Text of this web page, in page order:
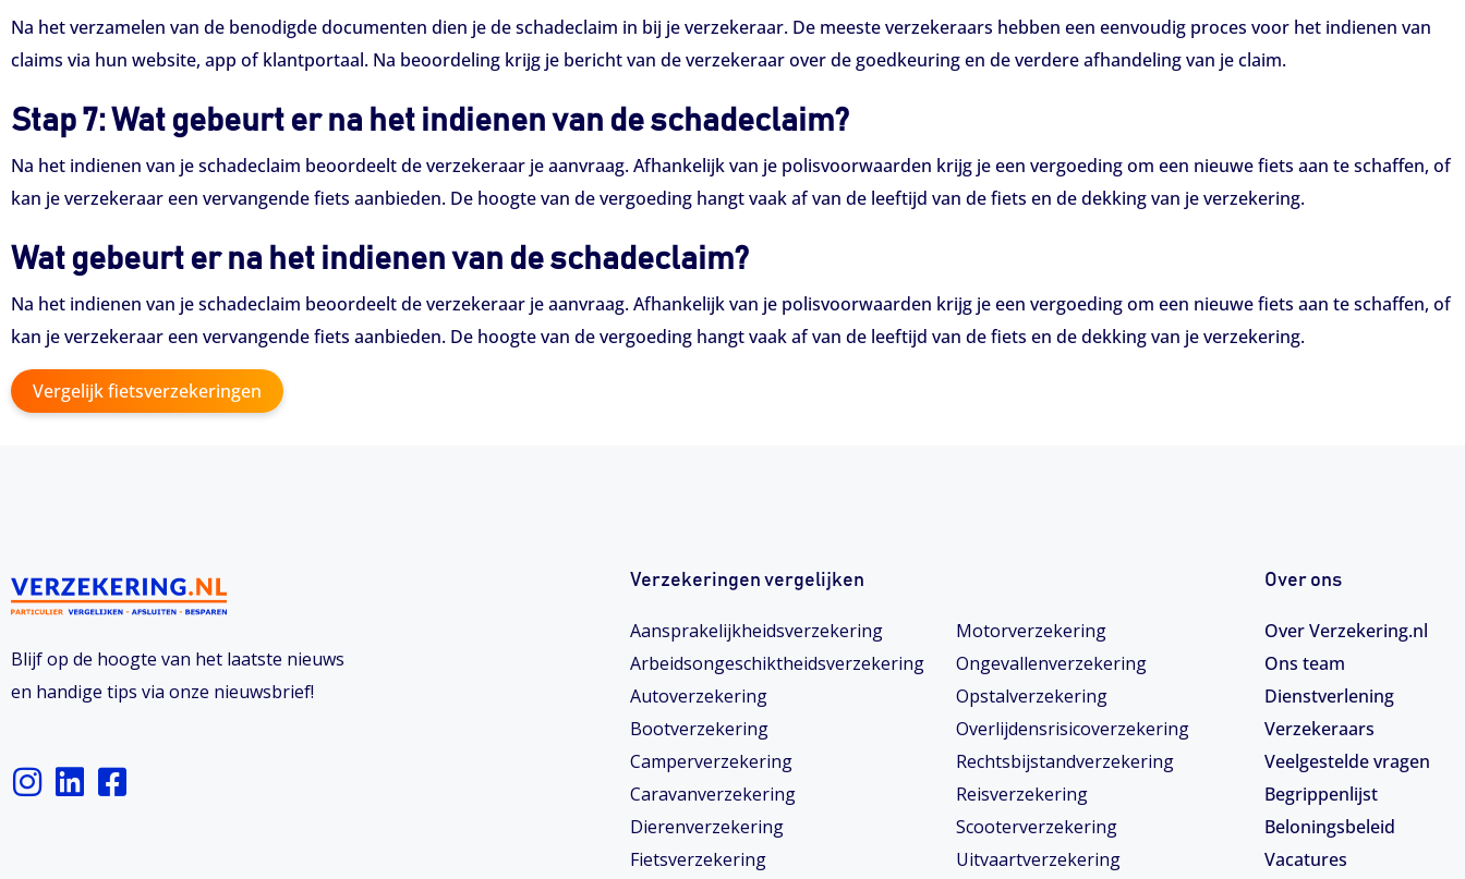
Na het verzamelen van de benodigde documenten dien je de schadeclaim in bij je verzekeraar. De meeste verzekeraars hebben een eenvoudig proces voor het indienen van
claims via hun website, app of klantportaal. Na beoordeling krijg je bericht van de verzekeraar over de goedkeuring en de verdere afhandeling van je claim.
Stap 7: Wat gebeurt er na het indienen van de schadeclaim?
Na het indienen van je schadeclaim beoordeelt de verzekeraar je aanvraag. Afhankelijk van je polisvoorwaarden krijg je een vergoeding om een nieuwe fiets aan te schaffen, of
kan je verzekeraar een vervangende fiets aanbieden. De hoogte van de vergoeding hangt vaak af van de leeftijd van de fiets en de dekking van je verzekering.
Wat gebeurt er na het indienen van de schadeclaim?
Na het indienen van je schadeclaim beoordeelt de verzekeraar je aanvraag. Afhankelijk van je polisvoorwaarden krijg je een vergoeding om een nieuwe fiets aan te schaffen, of
kan je verzekeraar een vervangende fiets aanbieden. De hoogte van de vergoeding hangt vaak af van de leeftijd van de fiets en de dekking van je verzekering.
Vergelijk fietsverzekeringen
Blijf op de hoogte van het laatste nieuws
en handige tips via onze nieuwsbrief!
I
n
L
i
F
a
Verzekeringen vergelijken
Aansprakelijkheidsverzekering
Arbeidsongeschiktheids­­verzekering
Autoverzekering
Bootverzekering
Camperverzekering
Caravanverzekering
Dierenverzekering
Fietsverzekering
Motorverzekering
Ongevallenverzekering
Opstalverzekering
Overlijdensrisicoverzekering
Rechtsbijstandverzekering
Reisverzekering
Scooterverzekering
Uitvaartverzekering
Over ons
Over Verzekering.nl
Ons team
Dienstverlening
Verzekeraars
Veelgestelde vragen
Begrippenlijst
Beloningsbeleid
Vacatures